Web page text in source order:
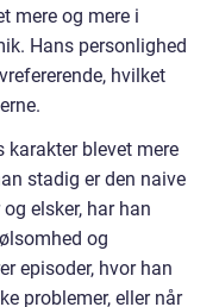
mere og mere i
Hans personlighed
hvilket
karakter blevet mere
stadig er den naive
elsker, har han
og
episoder, hvor han
problemer, eller når